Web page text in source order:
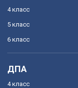
4 класс
5 класс
6 класс
ДПА
4 класс